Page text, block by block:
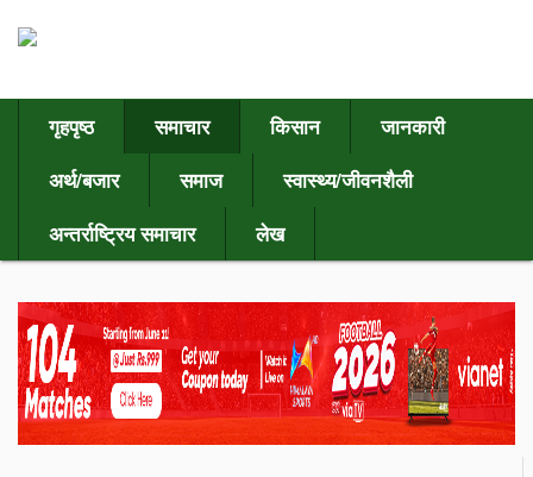
गृहपृष्ठ समाचार किसान
जानकारी
अर्थ/बजार
समाज
स्वास्थ्य/जीवनशैली
अन्तर्राष्ट्रिय समाचार
लेख